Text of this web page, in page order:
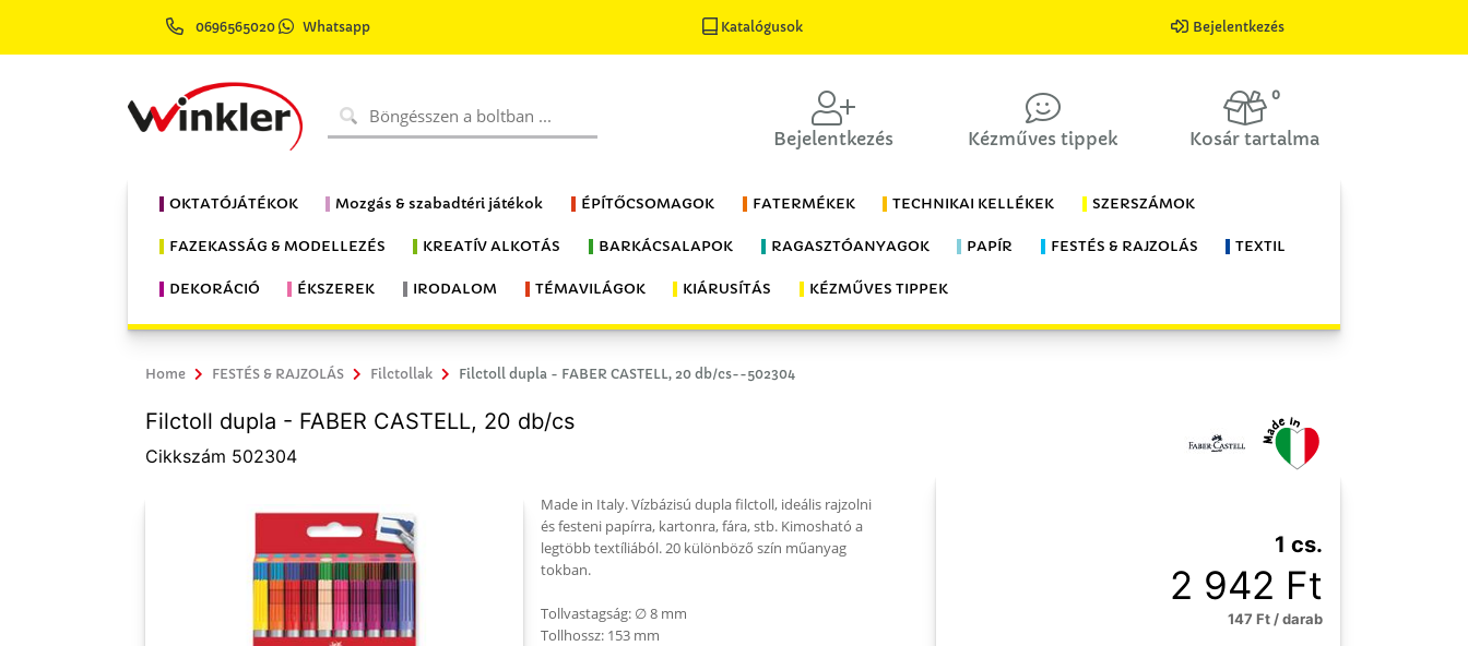
0696565020 Whatsapp Katalógusok Bejelentkezés
Bejelentkezés Kézműves tippek
0
Kosár tartalma
OKTATÓJÁTÉKOK Mozgás & szabadtéri játékok ÉPÍTŐCSOMAGOK FATERMÉKEK TECHNIKAI KELLÉKEK SZERSZÁMOK
FAZEKASSÁG & MODELLEZÉS KREATÍV ALKOTÁS BARKÁCSALAPOK RAGASZTÓANYAGOK PAPÍR FESTÉS & RAJZOLÁS TEXTIL
DEKORÁCIÓ ÉKSZEREK IRODALOM TÉMAVILÁGOK KIÁRUSÍTÁS KÉZMŰVES TIPPEK
Home FESTÉS & RAJZOLÁS Filctollak Filctoll dupla - FABER CASTELL, 20 db/cs--502304
Filctoll dupla - FABER CASTELL, 20 db/cs
Cikkszám 502304
Made in Italy. Vízbázisú dupla filctoll, ideális rajzolni
és festeni papírra, kartonra, fára, stb. Kimosható a
legtöbb textíliából. 20 különböző szín műanyag
tokban.
Tollvastagság: ∅ 8 mm
Tollhossz: 153 mm
1 cs.
2 942 Ft
147 Ft / darab